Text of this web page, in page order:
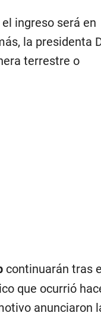
ingreso será en
la presidenta
terrestre o
continuarán tras
que ocurrió
anunciaron